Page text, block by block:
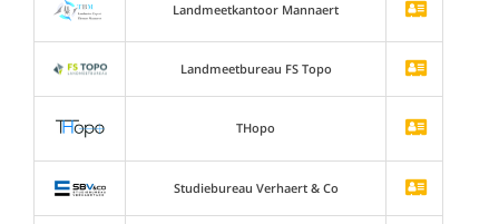
Landmeetkantoor Mannaert
Landmeetbureau FS Topo
THopo
Studiebureau Verhaert & Co